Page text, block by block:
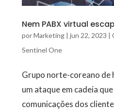
Nem PABX virtual
porMarketing| jun 22, 2023 |
Sentinel One
Grupo norte-coreano de
um ataque em cadeia
comunicações dos